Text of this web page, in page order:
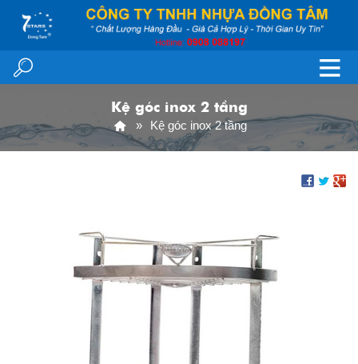
Kệ góc inox 2 tầng
Kệ góc inox 2 tầng